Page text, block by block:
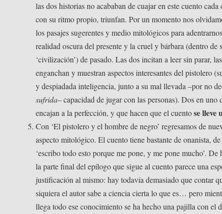
las dos historias no acababan de cuajar en este cuento cada
con su ritmo propio, triunfan. Por un momento nos
los pasajes sugerentes y medio mitológicos para
realidad oscura del presente y la cruel y bárbara (dentro de
‘civilización’) de pasado. Las dos incitan a leer sin parar,
enganchan y muestran aspectos interesantes del pistolero
y despiadada inteligencia, junto a su mal llevada –por no
sufrida– capacidad de jugar con las personas). Dos en uno
encajan a la perfección, y que hacen que el cuentose lleve
Con ‘El pistolero y el hombre de negro’ regresamos de
aspecto mitológico. El cuento tiene bastante de onanista, de
‘escribo todo esto porque me pone, y me pone mucho’. De
la parte final del epílogo que sigue al cuento parece una
justificación al mismo: hay todavía demasiado que contar
siquiera el autor sabe a ciencia cierta lo que es… pero
llega todo ese conocimiento se ha hecho una pajilla con el